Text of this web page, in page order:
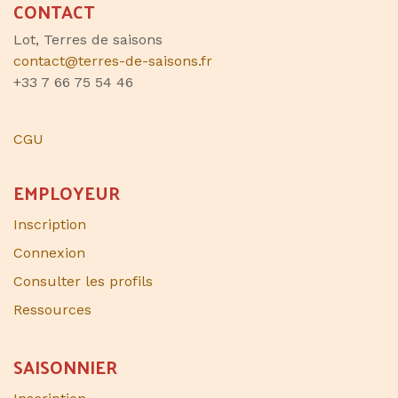
CONTACT
Lot, Terres de saisons
contact@terres-de-saisons.fr
+33 7 66 75 54 46
CGU
EMPLOYEUR
Inscription
Connexion
Consulter les profils
Ressources
SAISONNIER​